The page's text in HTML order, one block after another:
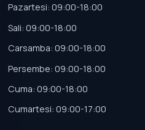
Pazartesi: 09:00-18:00
Sali: 09:00-18:00
Carsamba: 09:00-18:00
Persembe: 09:00-18:00
Cuma: 09:00-18:00
Cumartesi: 09:00-17:00